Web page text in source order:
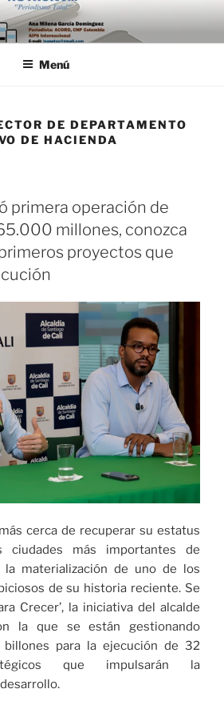
Menú
DE DEPARTAMENTO
DE HACIENDA
primera operación de
millones, conozca
proyectos que
cerca de recuperar su estatus
más importantes de
la materialización de uno de los
de su historia reciente. Se
Crecer’, la iniciativa del alcalde
la que se están gestionando
para la ejecución de 32
que impulsarán la